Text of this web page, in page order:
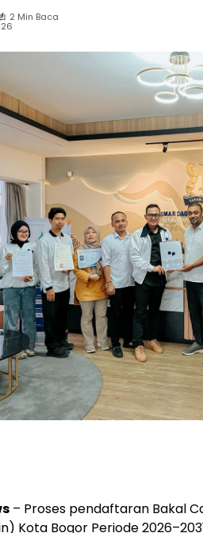
2 Min Baca
– Proses pendaftaran Bakal
Kota Bogor Periode